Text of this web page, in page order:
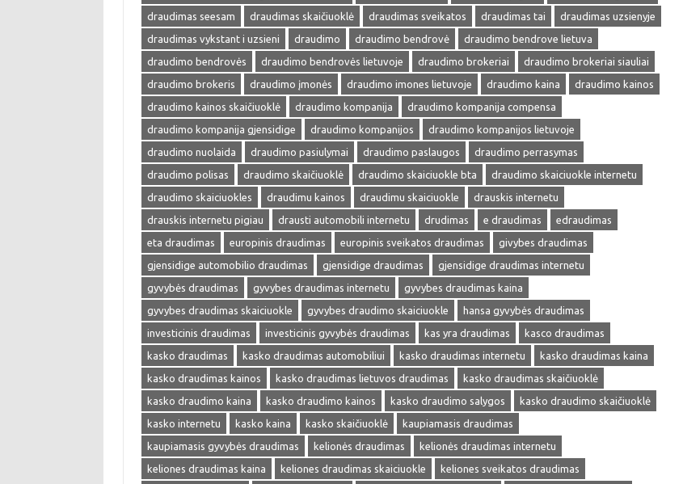
draudimas seesam
draudimas skaičiuoklė draudimas sveikatos draudimas tai
draudimas uzsienyje
draudimas vykstant i uzsieni
draudimo draudimo bendrovė
draudimo bendrove lietuva
draudimo bendrovės
draudimo bendrovės lietuvoje draudimo brokeriai
draudimo brokeriai siauliai
draudimo brokeris
draudimo įmonės draudimo imones lietuvoje draudimo kaina
draudimo kainos
draudimo kainos skaičiuoklė
draudimo kompanija
draudimo kompanija compensa
draudimo kompanija gjensidige
draudimo kompanijos
draudimo kompanijos lietuvoje
draudimo nuolaida
draudimo pasiulymai draudimo paslaugos
draudimo perrasymas
draudimo polisas
draudimo skaičiuoklė draudimo skaiciuokle bta
draudimo skaiciuokle internetu
draudimo skaiciuokles
draudimu kainos draudimu skaiciuokle
drauskis internetu
drauskis internetu pigiau
drausti automobili internetu drudimas e draudimas
edraudimas
eta draudimas
europinis draudimas europinis sveikatos draudimas
givybes draudimas
gjensidige automobilio draudimas
gjensidige draudimas
gjensidige draudimas internetu
gyvybės draudimas
gyvybes draudimas internetu
gyvybes draudimas kaina
gyvybes draudimas skaiciuokle
gyvybes draudimo skaiciuokle
hansa gyvybės draudimas
investicinis draudimas
investicinis gyvybės draudimas kas yra draudimas
kasco draudimas
kasko draudimas
kasko draudimas automobiliui kasko draudimas internetu
kasko draudimas kaina
kasko draudimas kainos
kasko draudimas lietuvos draudimas
kasko draudimas skaičiuoklė
kasko draudimo kaina
kasko draudimo kainos kasko draudimo salygos
kasko draudimo skaičiuoklė
kasko internetu
kasko kaina kasko skaičiuoklė
kaupiamasis draudimas
kaupiamasis gyvybės draudimas
kelionės draudimas
kelionės draudimas internetu
keliones draudimas kaina
keliones draudimas skaiciuokle
keliones sveikatos draudimas